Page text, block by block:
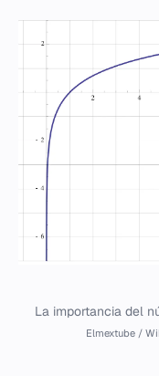
La importancia del
Elmextube /